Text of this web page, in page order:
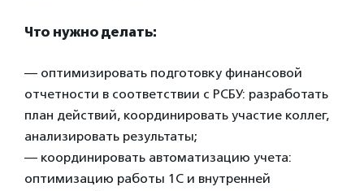
Что нужно делать:
— оптимизировать подготовку финансовой
отчетности в соответствии с РСБУ: разработать
план действий, координировать участие коллег,
анализировать результаты;
— координировать автоматизацию учета:
оптимизацию работы 1С и внутренней